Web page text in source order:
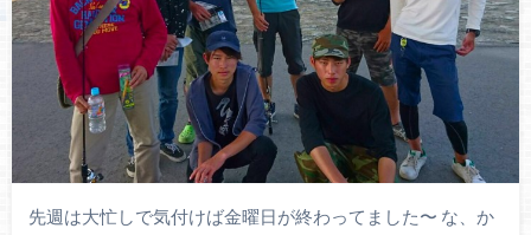
先週は大忙しで気付けば金曜日が終わってました〜 な、か